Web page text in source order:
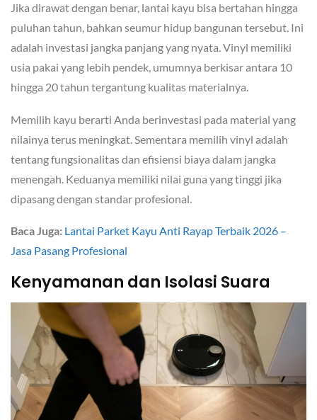
Jika dirawat dengan benar, lantai kayu bisa bertahan hingga
puluhan tahun, bahkan seumur hidup bangunan tersebut. Ini
adalah investasi jangka panjang yang nyata. Vinyl memiliki
usia pakai yang lebih pendek, umumnya berkisar antara 10
hingga 20 tahun tergantung kualitas materialnya.
Memilih kayu berarti Anda berinvestasi pada material yang
nilainya terus meningkat. Sementara memilih vinyl adalah
tentang fungsionalitas dan efisiensi biaya dalam jangka
menengah. Keduanya memiliki nilai guna yang tinggi jika
dipasang dengan standar profesional.
Baca Juga: Lantai Parket Kayu Anti Rayap Terbaik 2026 –
Jasa Pasang Profesional
Kenyamanan dan Isolasi Suara